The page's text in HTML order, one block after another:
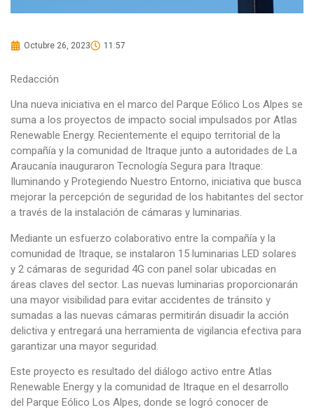
Octubre 26, 2023 11:57
Redacción
Una nueva iniciativa en el marco del Parque Eólico Los Alpes se
suma a los proyectos de impacto social impulsados por Atlas
Renewable Energy. Recientemente el equipo territorial de la
compañía y la comunidad de Itraque junto a autoridades de La
Araucanía inauguraron Tecnología Segura para Itraque:
Iluminando y Protegiendo Nuestro Entorno, iniciativa que busca
mejorar la percepción de seguridad de los habitantes del sector
a través de la instalación de cámaras y luminarias.
Mediante un esfuerzo colaborativo entre la compañía y la
comunidad de Itraque, se instalaron 15 luminarias LED solares
y 2 cámaras de seguridad 4G con panel solar ubicadas en
áreas claves del sector. Las nuevas luminarias proporcionarán
una mayor visibilidad para evitar accidentes de tránsito y
sumadas a las nuevas cámaras permitirán disuadir la acción
delictiva y entregará una herramienta de vigilancia efectiva para
garantizar una mayor seguridad.
Este proyecto es resultado del diálogo activo entre Atlas
Renewable Energy y la comunidad de Itraque en el desarrollo
del Parque Eólico Los Alpes, donde se logró conocer de